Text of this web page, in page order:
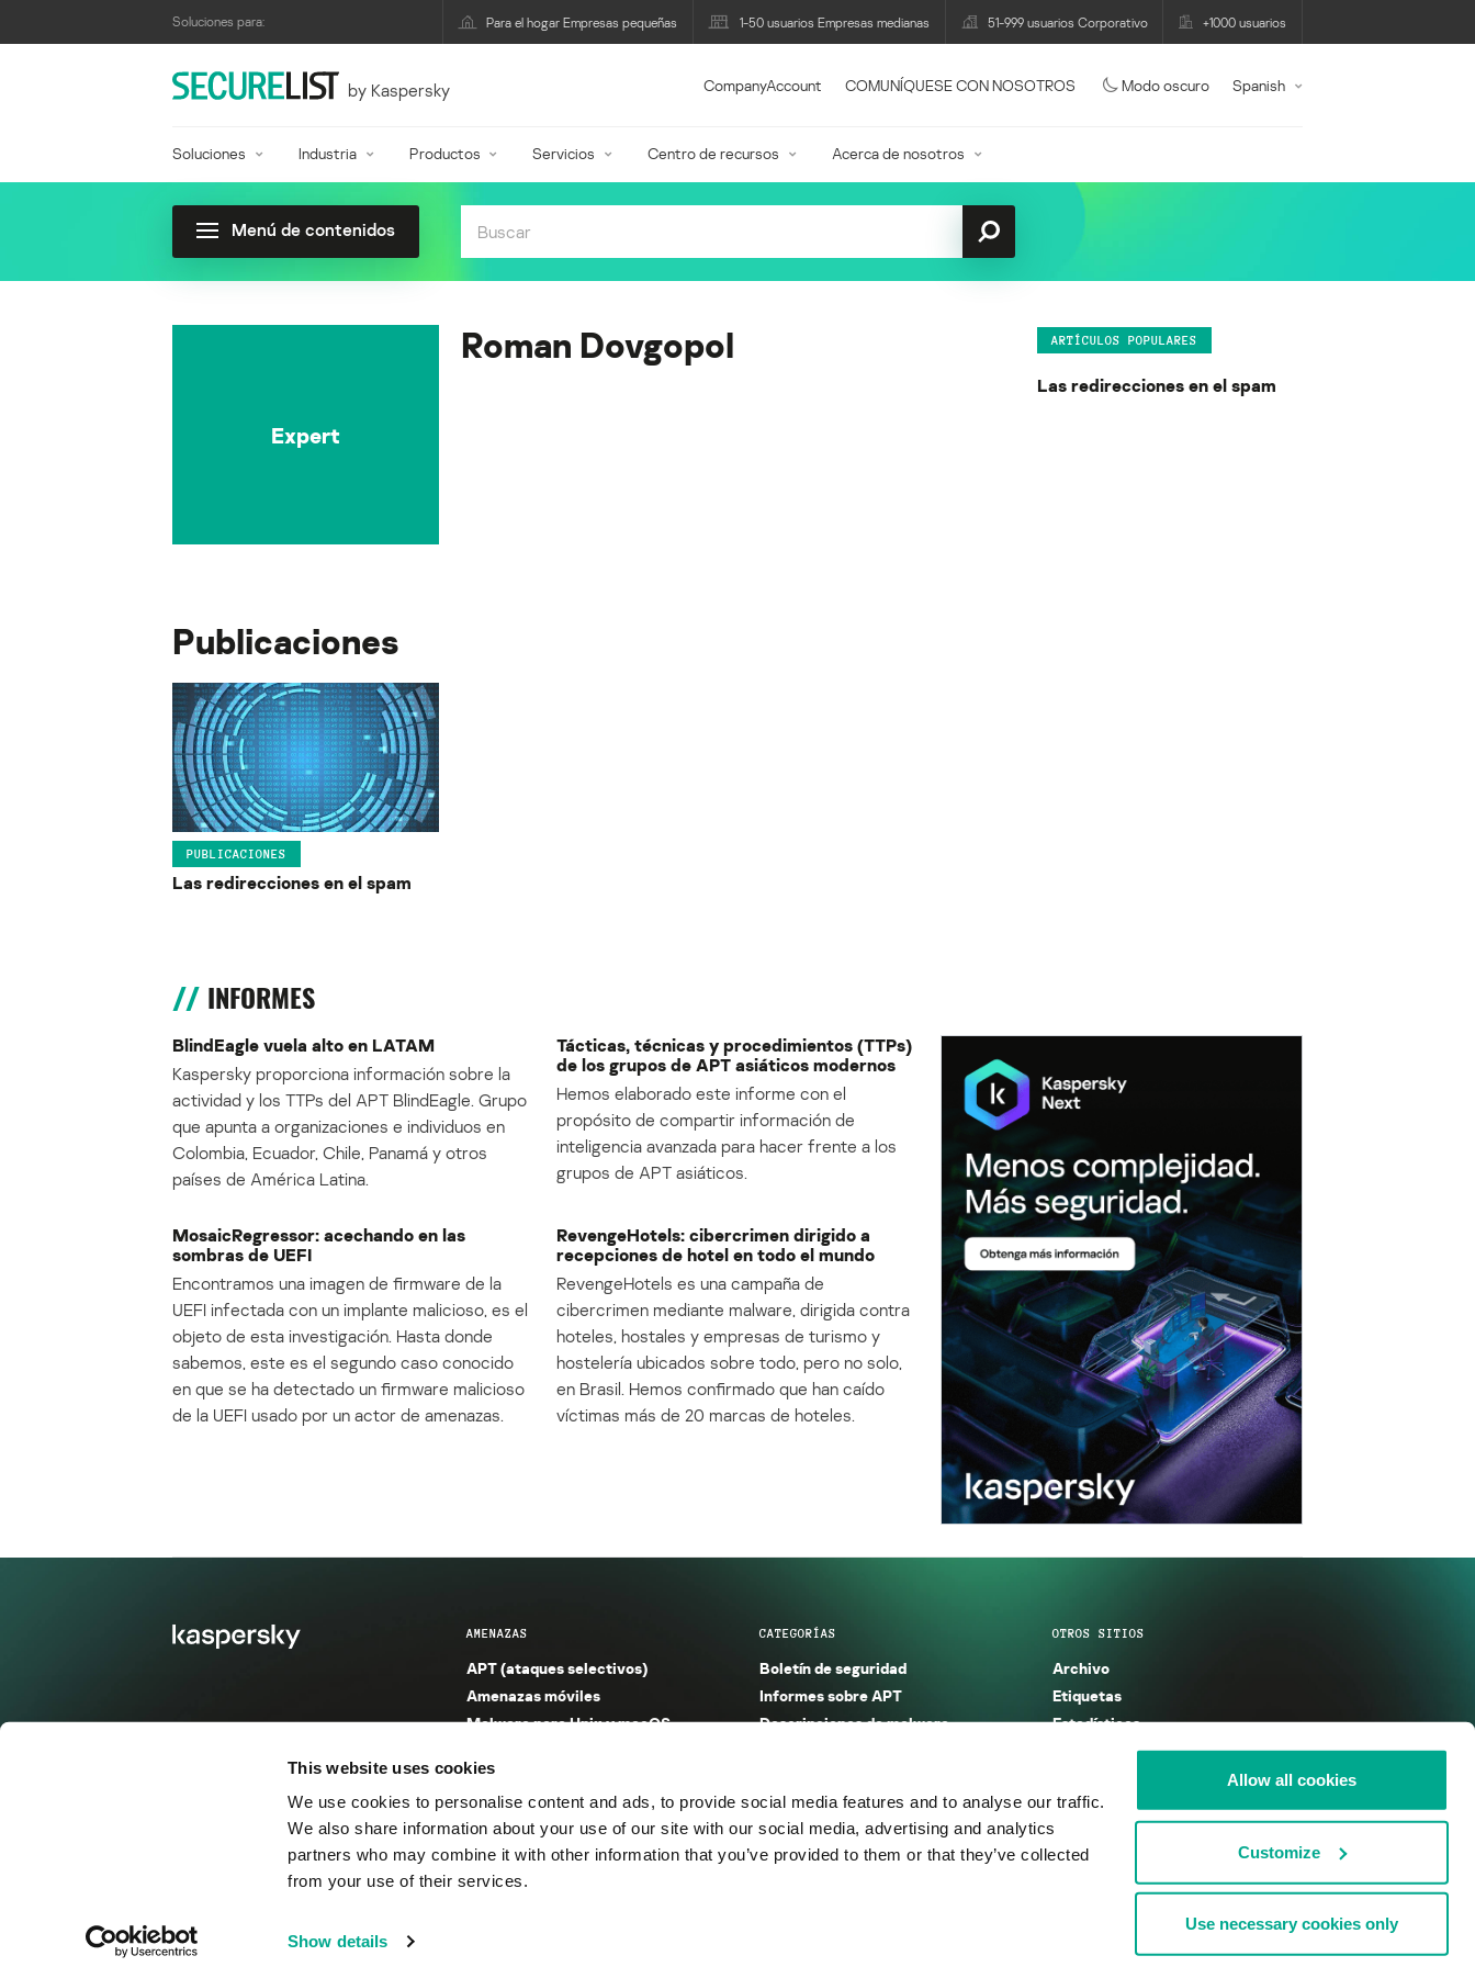
This website uses cookies
We use cookies to personalise content and ads, to provide social media features and to analyse our traffic.
We also share information about your use of our site with our social media, advertising and analytics
partners who may combine it with other information that you’ve provided to them or that they’ve collected
from your use of their services.
Show details
Allow all cookies
Customize
Use necessary cookies only
Soluciones para: Para el hogar Empresas pequeñas 1-50 usuarios Empresas medianas 51-999 usuarios Corporativo +1000 usuarios
by Kaspersky CompanyAccount COMUNÍQUESE CON NOSOTROS Modo oscuro Spanish
Soluciones Industria Productos Servicios Centro de recursos Acerca de nosotros
Menú de contenidos
Expert
Roman Dovgopol ARTÍCULOS POPULARES
Las redirecciones en el spam
Publicaciones
PUBLICACIONES
Las redirecciones en el spam
INFORMES
BlindEagle vuela alto en LATAM
Kaspersky proporciona información sobre la
actividad y los TTPs del APT BlindEagle. Grupo
que apunta a organizaciones e individuos en
Colombia, Ecuador, Chile, Panamá y otros
países de América Latina.
Tácticas, técnicas y procedimientos (TTPs)
de los grupos de APT asiáticos modernos
Hemos elaborado este informe con el
propósito de compartir información de
inteligencia avanzada para hacer frente a los
grupos de APT asiáticos.
MosaicRegressor: acechando en las
sombras de UEFI
Encontramos una imagen de firmware de la
UEFI infectada con un implante malicioso, es el
objeto de esta investigación. Hasta donde
sabemos, este es el segundo caso conocido
en que se ha detectado un firmware malicioso
de la UEFI usado por un actor de amenazas.
RevengeHotels: cibercrimen dirigido a
recepciones de hotel en todo el mundo
RevengeHotels es una campaña de
cibercrimen mediante malware, dirigida contra
hoteles, hostales y empresas de turismo y
hostelería ubicados sobre todo, pero no solo,
en Brasil. Hemos confirmado que han caído
víctimas más de 20 marcas de hoteles.
AMENAZAS
APT (ataques selectivos)
Amenazas móviles
Malware para Unix y macOS
Entorno seguro (IoT)
Amenazas financieras
Amenazas industriales
Spam y phishing
CATEGORÍAS
Boletín de seguridad
Informes sobre APT
Descripciones de malware
Informes sobre spam y phishing
Publicaciones
Incidentes
OTROS SITIOS
Archivo
Etiquetas
Estadísticas
Enciclopedia
KSB 2025
© 2026 AO Kaspersky Lab. Todos los derechos reservados. Acuerdo de licencia Cookies